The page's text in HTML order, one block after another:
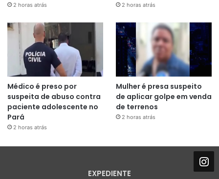
2 horas atrás 2 horas atrás
Médico é preso por
suspeita de abuso contra
paciente adolescente no
Pará
2 horas atrás
Mulher é presa suspeito
de aplicar golpe em venda
de terrenos
2 horas atrás
EXPEDIENTE